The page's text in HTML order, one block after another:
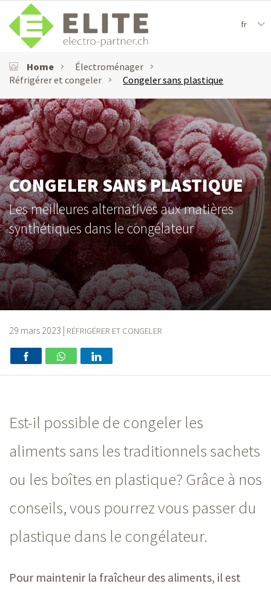
fr
Home
Électroménager
Réfrigérer et congeler
Congeler sans plastique
CONGELER SANS PLASTIQUE
Les meilleures alternatives aux matières
synthétiques dans le congélateur
29 mars 2023 | RÉFRIGÉRER ET CONGELER
Est-il possible de congeler les
aliments sans les traditionnels sachets
ou les boîtes en plastique? Grâce à nos
conseils, vous pourrez vous passer du
plastique dans le congélateur.
Pour maintenir la fraîcheur des aliments, il est